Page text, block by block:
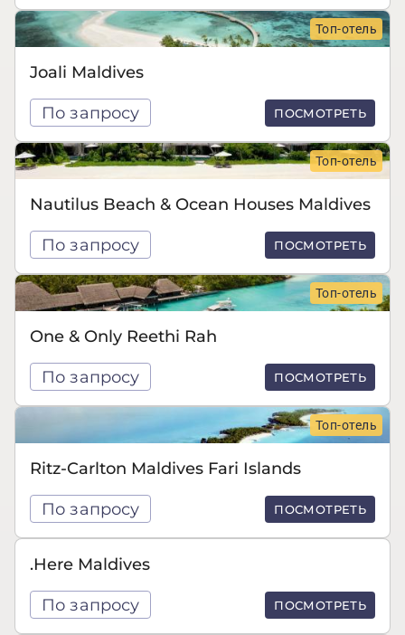
Топ-отель
Joali Maldives
По запросу ПОСМОТРЕТЬ
Топ-отель
Nautilus Beach & Ocean Houses Maldives
По запросу ПОСМОТРЕТЬ
Топ-отель
One & Only Reethi Rah
По запросу ПОСМОТРЕТЬ
Топ-отель
Ritz-Carlton Maldives Fari Islands
По запросу ПОСМОТРЕТЬ
.Here Maldives
По запросу ПОСМОТРЕТЬ